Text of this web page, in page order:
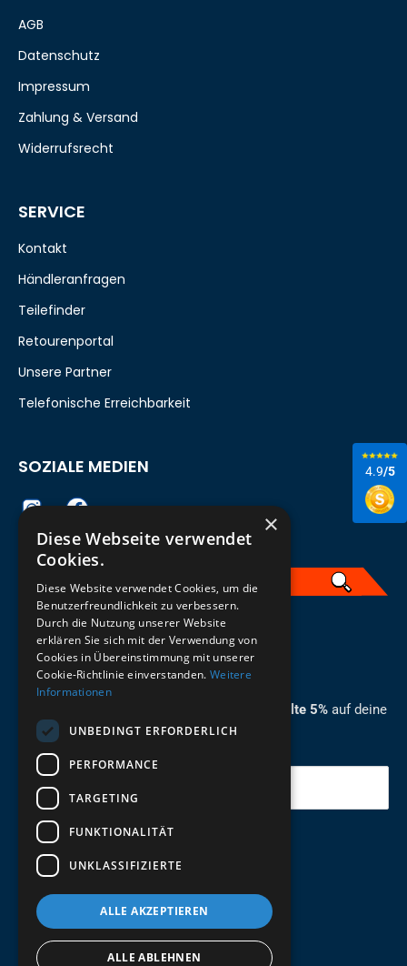
4.9/5
ZUM NEWSLETTER ANMELDEN
Melde dich jetzt zum Newsletter an und erhalte 5% auf deine
erste Bestellung.
Deine Email
Abschicken
AGB
Datenschutz
Impressum
Zahlung & Versand
Widerrufsrecht
SERVICE
Kontakt
Händleranfragen
Teilefinder
Retourenportal
Unsere Partner
Telefonische Erreichbarkeit
SOZIALE MEDIEN
German
×
Diese Webseite verwendet
Cookies.
Diese Website verwendet Cookies, um die
Benutzerfreundlichkeit zu verbessern.
Durch die Nutzung unserer Website
erklären Sie sich mit der Verwendung von
Cookies in Übereinstimmung mit unserer
Cookie-Richtlinie einverstanden. Weitere
Informationen
UNBEDINGT ERFORDERLICH
PERFORMANCE
TARGETING
FUNKTIONALITÄT
UNKLASSIFIZIERTE
ALLE AKZEPTIEREN
ALLE ABLEHNEN